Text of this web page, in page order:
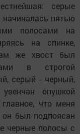
серые
пятью
полосами на
на спинке,
же хвост был
в строгой
серый - черный,
опушкой
что меня
он был подпоясан
черные полосы с